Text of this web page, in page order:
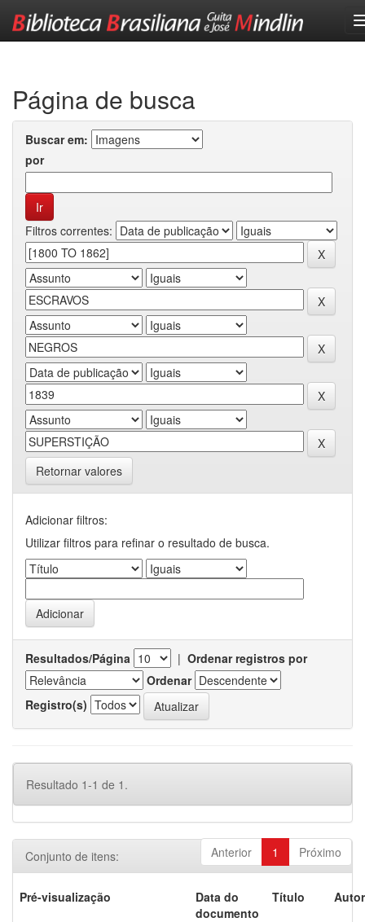
Página de busca
Buscar em:
por
Filtros correntes:
Retornar valores
Adicionar filtros:
Utilizar filtros para refinar o resultado de busca.
Resultados/Página | Ordenar registros por
Ordenar
Registro(s)
Resultado 1-1 de 1.
Anterior 1 Próximo
Conjunto de itens:
Pré-visualização
Data do
documento
Título